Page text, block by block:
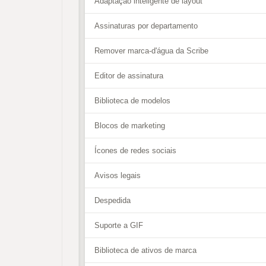
Assinaturas por departamento
Remover marca-d'água da Scribe
Editor de assinatura
Biblioteca de modelos
Blocos de marketing
Ícones de redes sociais
Avisos legais
Despedida
Suporte a GIF
Biblioteca de ativos de marca